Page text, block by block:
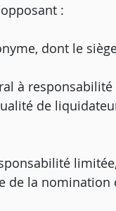
:
dont le
à
de
de la